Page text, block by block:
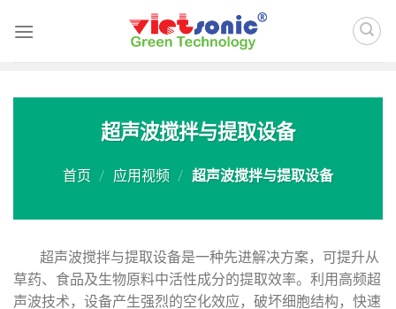
超声波搅拌与提取设备
首页 / 应用视频 / 超声波搅拌与提取设备
超声波搅拌与提取设备是一种先进解决方案，可提升从
草药、食品及生物原料中活性成分的提取效率。利用高频超
声波技术，设备产生强烈的空化效应，破坏细胞结构，快速